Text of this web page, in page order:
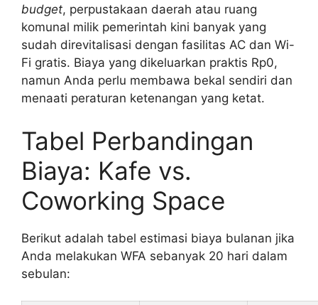
budget, perpustakaan daerah atau ruang
komunal milik pemerintah kini banyak yang
sudah direvitalisasi dengan fasilitas AC dan Wi-
Fi gratis. Biaya yang dikeluarkan praktis Rp0,
namun Anda perlu membawa bekal sendiri dan
menaati peraturan ketenangan yang ketat.
Tabel Perbandingan
Biaya: Kafe vs.
Coworking Space
Berikut adalah tabel estimasi biaya bulanan jika
Anda melakukan WFA sebanyak 20 hari dalam
sebulan: